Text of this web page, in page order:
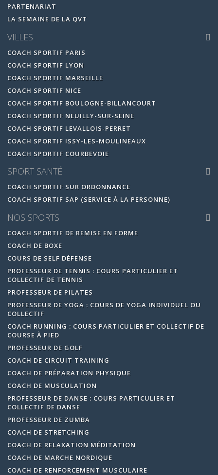
PARTENARIAT
LA SEMAINE DE LA QVT
VILLES
COACH SPORTIF PARIS
COACH SPORTIF LYON
COACH SPORTIF MARSEILLE
COACH SPORTIF NICE
COACH SPORTIF BOULOGNE-BILLANCOURT
COACH SPORTIF NEUILLY-SUR-SEINE
COACH SPORTIF LEVALLOIS-PERRET
COACH SPORTIF ISSY-LES-MOULINEAUX
COACH SPORTIF COURBEVOIE
SPORT SANTÉ
COACH SPORTIF SUR ORDONNANCE
COACH SPORTIF SAP (SERVICE À LA PERSONNE)
NOS SPORTS
COACH SPORTIF DE REMISE EN FORME
COACH DE BOXE
COURS DE SELF DÉFENSE
PROFESSEUR DE TENNIS : COURS PARTICULIER ET
COLLECTIF DE TENNIS
PROFESSEUR DE PILATES
PROFESSEUR DE YOGA : COURS DE YOGA INDIVIDUEL OU
COLLECTIF
COACH RUNNING : COURS PARTICULIER ET COLLECTIF DE
COURSE À PIED
PROFESSEUR DE GOLF
COACH DE CIRCUIT TRAINING
COACH DE PRÉPARATION PHYSIQUE
COACH DE MUSCULATION
PROFESSEUR DE DANSE : COURS PARTICULIER ET
COLLECTIF DE DANSE
PROFESSEUR DE ZUMBA
COACH DE STRETCHING
COACH DE RELAXATION MÉDITATION
COACH DE MARCHE NORDIQUE
COACH DE RENFORCEMENT MUSCULAIRE